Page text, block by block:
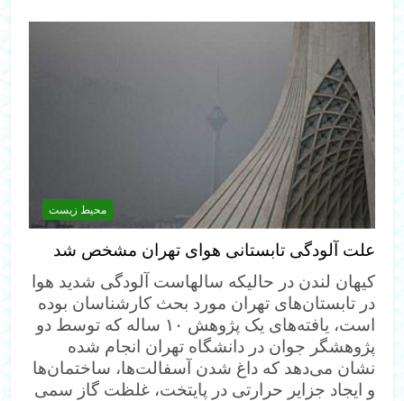
محیط زیست
علت آلودگی تابستانی هوای تهران مشخص شد
کیهان لندن در حالیکه سالهاست آلودگی شدید هوا
در تابستان‌های تهران مورد بحث کارشناسان بوده
است، یافته‌های یک پژوهش ۱۰ ساله که توسط دو
پژوهشگر جوان در دانشگاه تهران انجام شده
نشان می‌دهد که داغ شدن آسفالت‌ها، ساختمان‌ها
و ایجاد جزایر حرارتی در پایتخت، غلظت گاز سمی